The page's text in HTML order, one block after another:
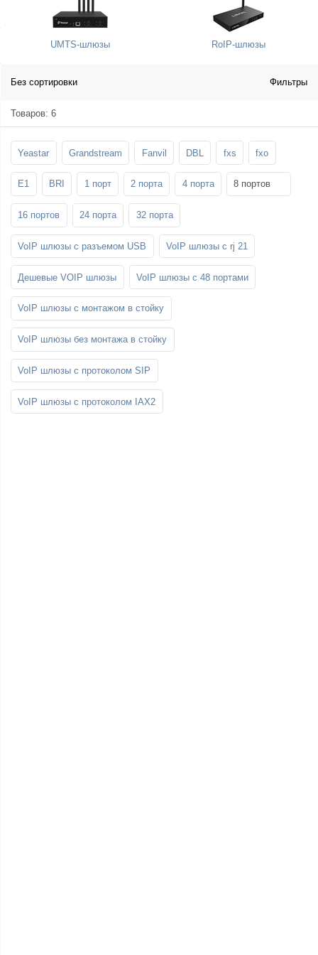
UMTS-шлюзы RoIP-шлюзы
Без сортировки Фильтры
Товаров: 6
Yeastar Grandstream Fanvil DBL fxs fxo
E1 BRI 1 порт 2 порта 4 порта 8 портов
16 портов 24 порта 32 порта
VoIP шлюзы с разъемом USB VoIP шлюзы с rj 21
Дешевые VOIP шлюзы VoIP шлюзы с 48 портами
VoIP шлюзы с монтажом в стойку
VoIP шлюзы без монтажа в стойку
VoIP шлюзы с протоколом SIP
VoIP шлюзы с протоколом IAX2
Стойки и крепления для панелей и
телевизоров
Шахтные телефоны
SFP-модули
3G/4G LTE и ADSL модемы
Мобильные телефоны